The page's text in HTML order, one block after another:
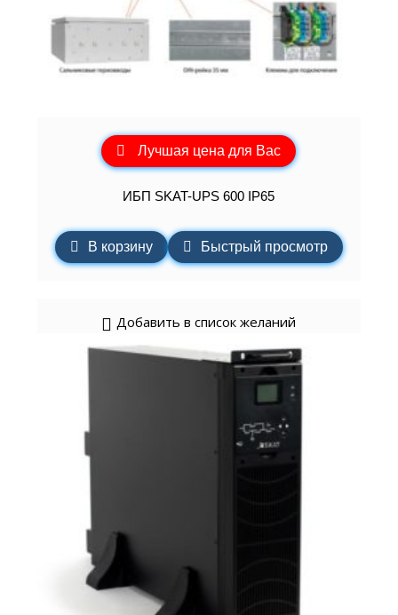
Лучшая цена для Вас
ИБП SKAT-UPS 600 IP65
В корзину Быстрый просмотр
Добавить в список желаний